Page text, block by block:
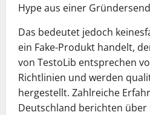
Hype aus einer
Das bedeutet jedoch
ein Fake-Produkt handelt,
von TestoLib entsprechen
Richtlinien und werden
hergestellt. Zahlreiche
Deutschland berichten über